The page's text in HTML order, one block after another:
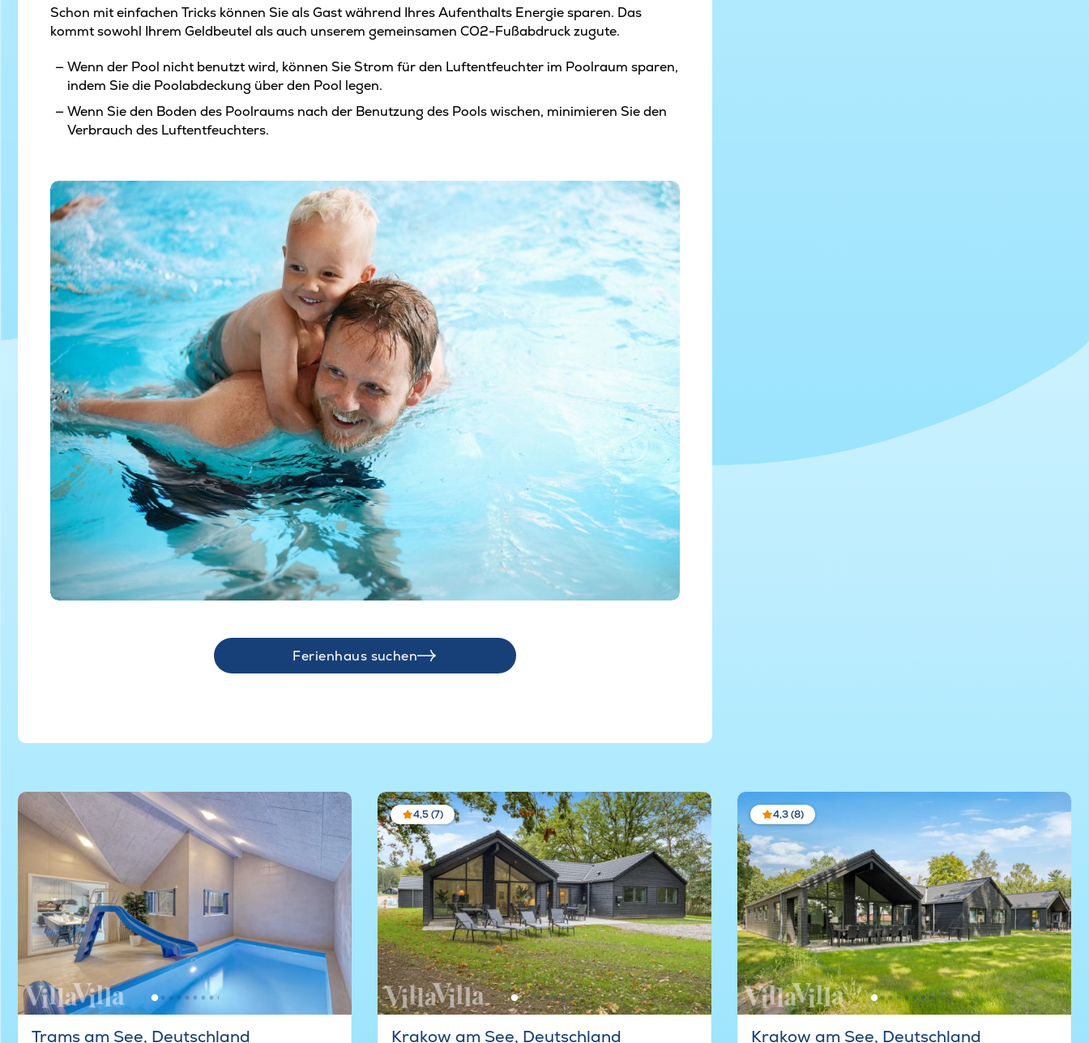
Schon mit einfachen Tricks können Sie als Gast während Ihres Aufenthalts Energie sparen. Das
kommt sowohl Ihrem Geldbeutel als auch unserem gemeinsamen CO2-Fußabdruck zugute.
Wenn der Pool nicht benutzt wird, können Sie Strom für den Luftentfeuchter im Poolraum sparen,
indem Sie die Poolabdeckung über den Pool legen.
Wenn Sie den Boden des Poolraums nach der Benutzung des Pools wischen, minimieren Sie den
Verbrauch des Luftentfeuchters.
Ferienhaus suchen
Trams am See, Deutschland
4,5 (7)
Krakow am See, Deutschland
4,3 (8)
Krakow am See, Deutschland